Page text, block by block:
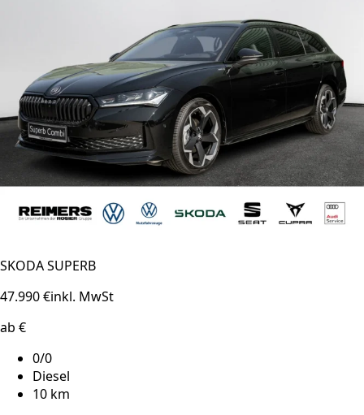
SKODA SUPERB
47.990 €inkl. MwSt
ab €
0/0
Diesel
10 km